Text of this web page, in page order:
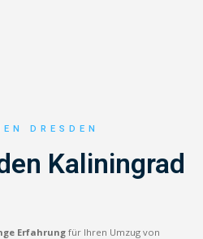
DRESDEN
Kaliningrad
Erfahrung für Ihren Umzug von